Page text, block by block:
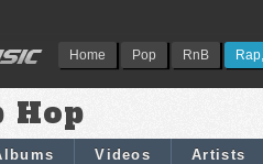
Home Pop RnB
Hop
Videos Artists